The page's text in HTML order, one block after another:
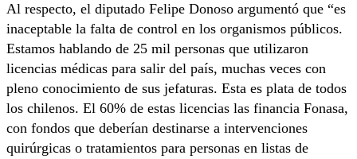
Al respecto, el diputado Felipe Donoso argumentó que “es
inaceptable la falta de control en los organismos públicos.
Estamos hablando de 25 mil personas que utilizaron
licencias médicas para salir del país, muchas veces con
pleno conocimiento de sus jefaturas. Esta es plata de todos
los chilenos. El 60% de estas licencias las financia Fonasa,
con fondos que deberían destinarse a intervenciones
quirúrgicas o tratamientos para personas en listas de